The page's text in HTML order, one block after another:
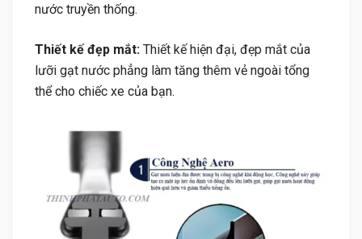
nước truyền thống.
Thiết kế đẹp mắt: Thiết kế hiện đại, đẹp mắt của
lưỡi gạt nước phẳng làm tăng thêm vẻ ngoài tổng
thể cho chiếc xe của bạn.